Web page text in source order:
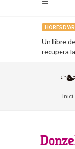
HORES
Un llibre
recupera
Inici